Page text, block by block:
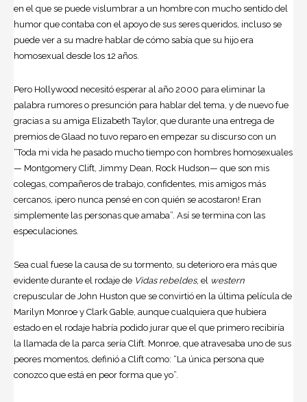
en el que se puede vislumbrar a un hombre con mucho sentido del
humor que contaba con el apoyo de sus seres queridos, incluso se
puede ver a su madre hablar de cómo sabía que su hijo era
homosexual desde los 12 años.
Pero Hollywood necesitó esperar al año 2000 para eliminar la
palabra rumores o presunción para hablar del tema, y de nuevo fue
gracias a su amiga Elizabeth Taylor, que durante una entrega de
premios de Glaad no tuvo reparo en empezar su discurso con un
“Toda mi vida he pasado mucho tiempo con hombres homosexuales
— Montgomery Clift, Jimmy Dean, Rock Hudson— que son mis
colegas, compañeros de trabajo, confidentes, mis amigos más
cercanos, ¡pero nunca pensé en con quién se acostaron! Eran
simplemente las personas que amaba”. Así se termina con las
especulaciones.
Sea cual fuese la causa de su tormento, su deterioro era más que
evidente durante el rodaje de Vidas rebeldes, el western
crepuscular de John Huston que se convirtió en la última película de
Marilyn Monroe y Clark Gable, aunque cualquiera que hubiera
estado en el rodaje habría podido jurar que el que primero recibiría
la llamada de la parca sería Clift. Monroe, que atravesaba uno de sus
peores momentos, definió a Clift como: “La única persona que
conozco que está en peor forma que yo”.